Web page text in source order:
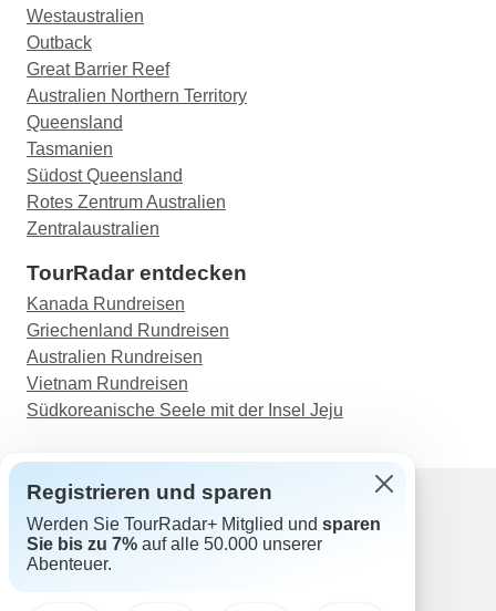
Westaustralien
Outback
Great Barrier Reef
Australien Northern Territory
Queensland
Tasmanien
Südost Queensland
Rotes Zentrum Australien
Zentralaustralien
TourRadar entdecken
Kanada Rundreisen
Griechenland Rundreisen
Australien Rundreisen
Vietnam Rundreisen
Südkoreanische Seele mit der Insel Jeju
Support
Kontakt
Registrieren und sparen
Werden Sie TourRadar+ Mitglied und sparen
Sie bis zu 7% auf alle 50.000 unserer
Abenteuer.